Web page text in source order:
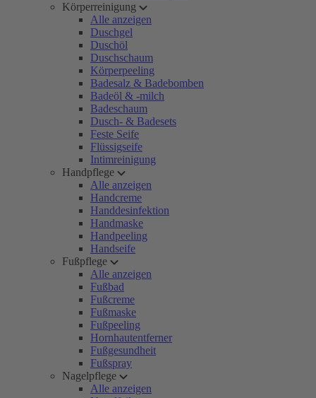
Körperreinigung
Alle anzeigen
Duschgel
Duschöl
Duschschaum
Körperpeeling
Badesalz & Badebomben
Badeöl & -milch
Badeschaum
Dusch- & Badesets
Feste Seife
Flüssigseife
Intimreinigung
Handpflege
Alle anzeigen
Handcreme
Handdesinfektion
Handmaske
Handpeeling
Handseife
Fußpflege
Alle anzeigen
Fußbad
Fußcreme
Fußmaske
Fußpeeling
Hornhautentferner
Fußgesundheit
Fußspray
Nagelpflege
Alle anzeigen